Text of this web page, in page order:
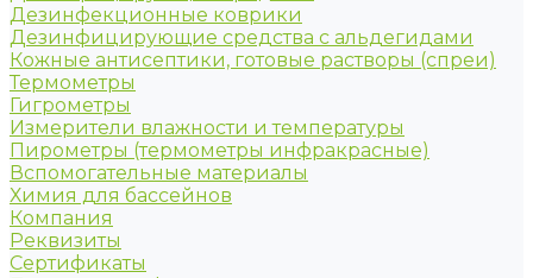
Дезинфекционные коврики
Дезинфицирующие средства с альдегидами
Кожные антисептики, готовые растворы (спреи)
Термометры
Гигрометры
Измерители влажности и температуры
Пирометры (термометры инфракрасные)
Вспомогательные материалы
Химия для бассейнов
Компания
Реквизиты
Сертификаты